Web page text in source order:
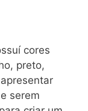
cores
preto,
serem